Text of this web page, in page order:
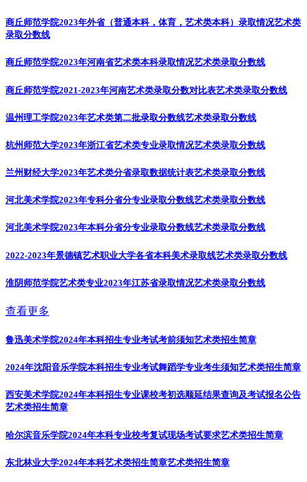
商丘师范学院2023年外省（普通本科，体育，艺术类本科）录取情况艺术类
录取分数线
商丘师范学院2023年河南省艺术类本科录取情况艺术类录取分数线
商丘师范学院2021-2023年河南艺术类录取分数对比表艺术类录取分数线
温州理工学院2023年艺术类第二批录取分数线艺术类录取分数线
杭州师范大学2023年浙江省艺术类专业录取情况艺术类录取分数线
兰州财经大学2023年艺术类分省录取数据统计表艺术类录取分数线
河北美术学院2023年专科分省分专业录取分数线艺术类录取分数线
河北美术学院2023年本科分省分专业录取分数线艺术类录取分数线
2022-2023年景德镇艺术职业大学各省本科美术录取线艺术类录取分数线
淮阴师范学院艺术类专业2023年江苏省录取情况艺术类录取分数线
查看更多
鲁迅美术学院2024年本科招生专业考试考前须知艺术类招生简章
2024年沈阳音乐学院本科招生专业考试舞蹈学专业考生须知艺术类招生简章
西安美术学院2024年本科招生专业课校考初选顺延结果查询及考试报名公告
艺术类招生简章
哈尔滨音乐学院2024年本科专业校考复试现场考试要求艺术类招生简章
东北林业大学2024年本科艺术类招生简章艺术类招生简章